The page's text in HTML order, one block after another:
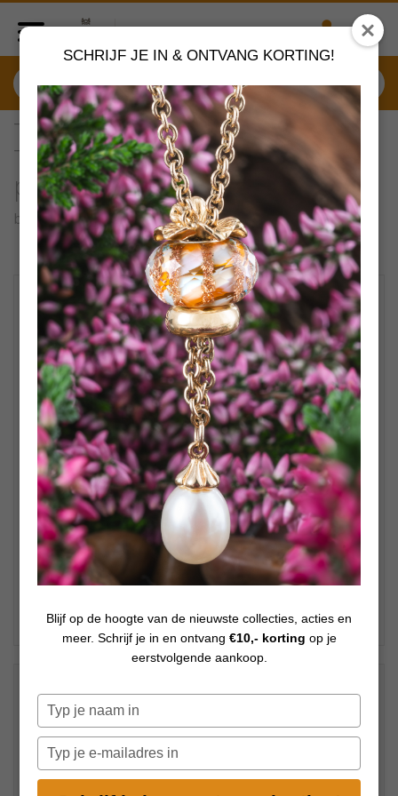
SCHRIJF JE IN & ONTVANG KORTING!
Blijf op de hoogte van de nieuwste collecties, acties en
meer. Schrijf je in en ontvang €10,- korting op je
eerstvolgende aankoop.
Typ
je
naam
Typ
je
e-
TAUFA-00001- 00005
Trollbeads Ketting met witte
parel
by Trollbeads sieraden
VERDER SHOPPEN
€2 295,00 Op voorraad
Kies uw lengte